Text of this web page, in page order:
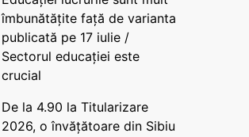
îmbunătățite față de varianta
publicată pe 17 iulie /
Sectorul educației este
crucial
De la 4.90 la Titularizare
2026, o învățătoare din Sibiu